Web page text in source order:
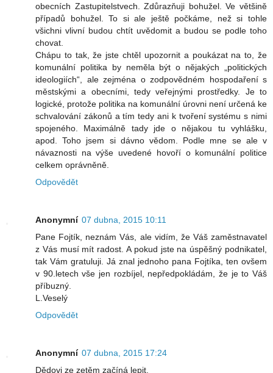
obecních Zastupitelstvech. Zdůrazňuji bohužel. Ve většině
případů bohužel. To si ale ještě počkáme, než si tohle
všichni vlivní budou chtít uvědomit a budou se podle toho
chovat.
Chápu to tak, že jste chtěl upozornit a poukázat na to, že
komunální politika by neměla být o nějakých „politických
ideologiích“, ale zejména o zodpovědném hospodaření s
městskými a obecními, tedy veřejnými prostředky. Je to
logické, protože politika na komunální úrovni není určená ke
schvalování zákonů a tím tedy ani k tvoření systému s nimi
spojeného. Maximálně tady jde o nějakou tu vyhlášku,
apod. Toho jsem si dávno vědom. Podle mne se ale v
návaznosti na výše uvedené hovoří o komunální politice
celkem oprávněně.
Odpovědět
Anonymní 07 dubna, 2015 10:11
Pane Fojtík, neznám Vás, ale vidím, že Váš zaměstnavatel
z Vás musí mít radost. A pokud jste na úspěšný podnikatel,
tak Vám gratuluji. Já znal jednoho pana Fojtíka, ten ovšem
v 90.letech vše jen rozbíjel, nepředpokládám, že je to Váš
příbuzný.
L.Veselý
Odpovědět
Anonymní 07 dubna, 2015 17:24
Dědovi ze zetěm začíná lepit.